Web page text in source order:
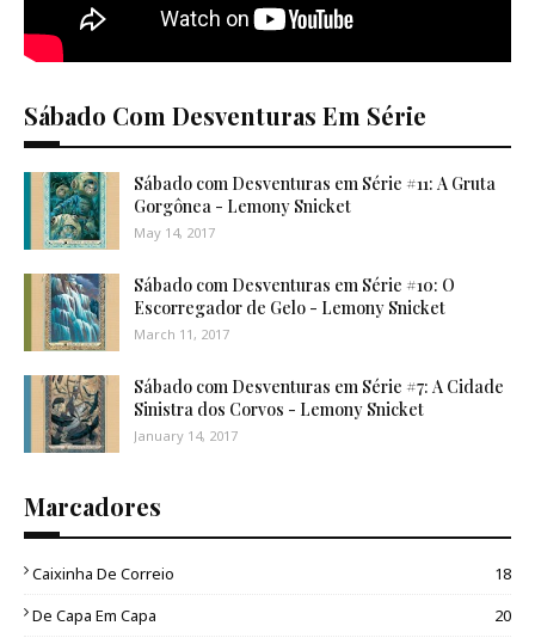
Sábado Com Desventuras Em Série
Sábado com Desventuras em Série #11: A Gruta
Gorgônea - Lemony Snicket
May 14, 2017
Sábado com Desventuras em Série #10: O
Escorregador de Gelo - Lemony Snicket
March 11, 2017
Sábado com Desventuras em Série #7: A Cidade
Sinistra dos Corvos - Lemony Snicket
January 14, 2017
Marcadores
Caixinha De Correio
18
De Capa Em Capa
20